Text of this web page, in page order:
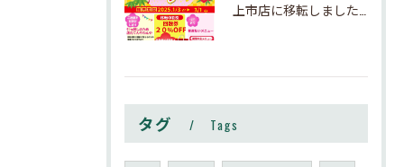
上市店に移転しました。ご新規は秋以降がオススメです。
タグ Tags